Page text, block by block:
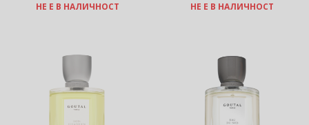
НЕ Е В НАЛИЧНОСТ
НЕ Е В НАЛИЧНОСТ